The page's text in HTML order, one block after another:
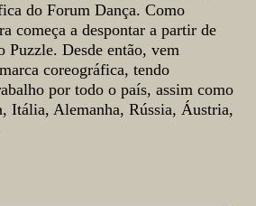
do Forum Dança. Como
começa a despontar a partir de
Puzzle. Desde então, vem
coreográfica, tendo
por todo o país, assim como
Itália, Alemanha, Rússia, Áustria,